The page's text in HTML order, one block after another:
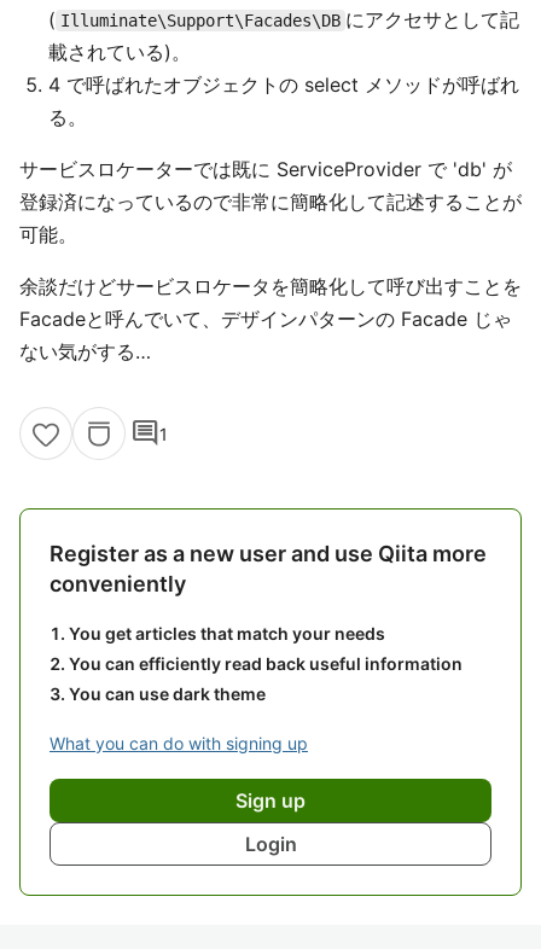
( Illuminate\Support\Facades\DB にアクセサとして記
載されている)。
4 で呼ばれたオブジェクトの select メソッドが呼ばれ
る。
サービスロケーターでは既に ServiceProvider で 'db' が
登録済になっているので非常に簡略化して記述することが
可能。
余談だけどサービスロケータを簡略化して呼び出すことを
Facadeと呼んでいて、デザインパターンの Facade じゃ
ない気がする…
comment1
Register as a new user and use Qiita more
conveniently
You get articles that match your needs
You can efficiently read back useful information
You can use dark theme
What you can do with signing up
Sign up
Login